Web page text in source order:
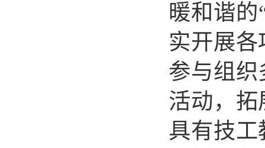
暖和谐的
实开展
参与组
活动，
具有技工